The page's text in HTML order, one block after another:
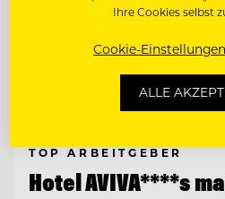
TOP ARBEITGEBER
Hotel AVIVA****s
Ihre Cookies selbst
Cookie-Einstellungen
ALLE